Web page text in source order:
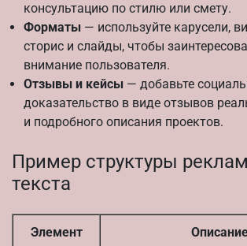
консультацию по стилю или смету.
Форматы — используйте карусели,
сторис и слайды, чтобы
внимание пользователя.
Отзывы и кейсы — добавьте
доказательство в виде отзывов
и подробного описания проектов.
Пример структуры
текста
Элемент